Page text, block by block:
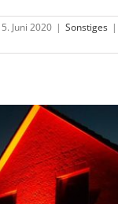
Juni 2020 | Sonstiges |